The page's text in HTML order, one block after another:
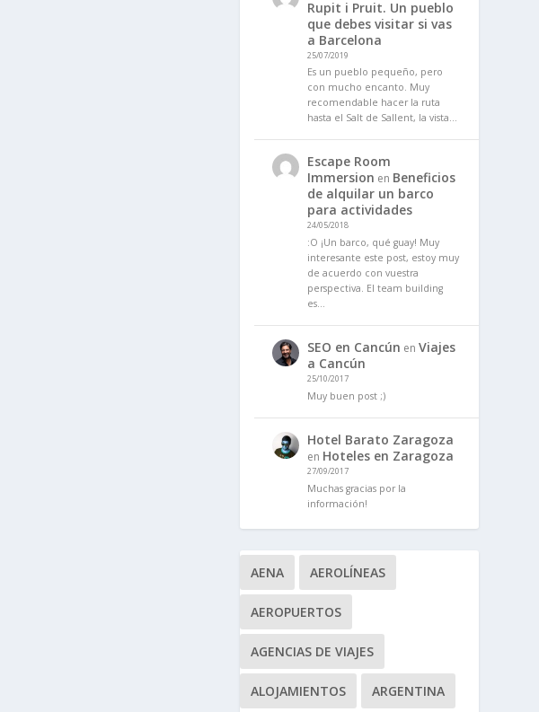
Rupit i Pruit. Un pueblo
que debes visitar si vas
a Barcelona
25/07/2019
Es un pueblo pequeño, pero
con mucho encanto. Muy
recomendable hacer la ruta
hasta el Salt de Sallent, la vista…
Escape Room
Immersion en Beneficios
de alquilar un barco
para actividades
24/05/2018
:O ¡Un barco, qué guay! Muy
interesante este post, estoy muy
de acuerdo con vuestra
perspectiva. El team building
es…
SEO en Cancún en Viajes
a Cancún
25/10/2017
Muy buen post ;)
Hotel Barato Zaragoza
en Hoteles en Zaragoza
27/09/2017
Muchas gracias por la
información!
AENA AEROLÍNEAS
AEROPUERTOS
AGENCIAS DE VIAJES
ALOJAMIENTOS ARGENTINA